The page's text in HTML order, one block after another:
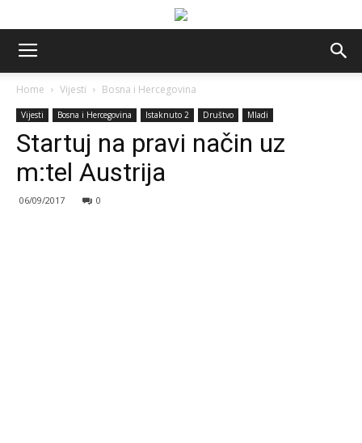
Home Vijesti Bosna i Hercegovina
Vijesti Bosna i Hercegovina Istaknuto 2 Društvo Mladi
Startuj na pravi način uz
m:tel Austrija
06/09/2017 0